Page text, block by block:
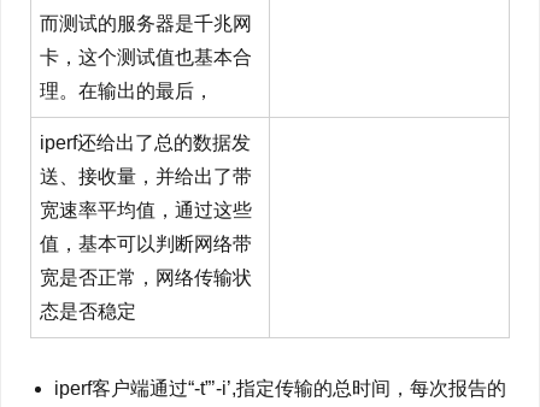
而测试的服务器是千兆网
卡，这个测试值也基本合
理。在输出的最后，
iperf还给出了总的数据发
送、接收量，并给出了带
宽速率平均值，通过这些
值，基本可以判断网络带
宽是否正常，网络传输状
态是否稳定
iperf客户端通过“-t”’-i’,指定传输的总时间，每次报告的